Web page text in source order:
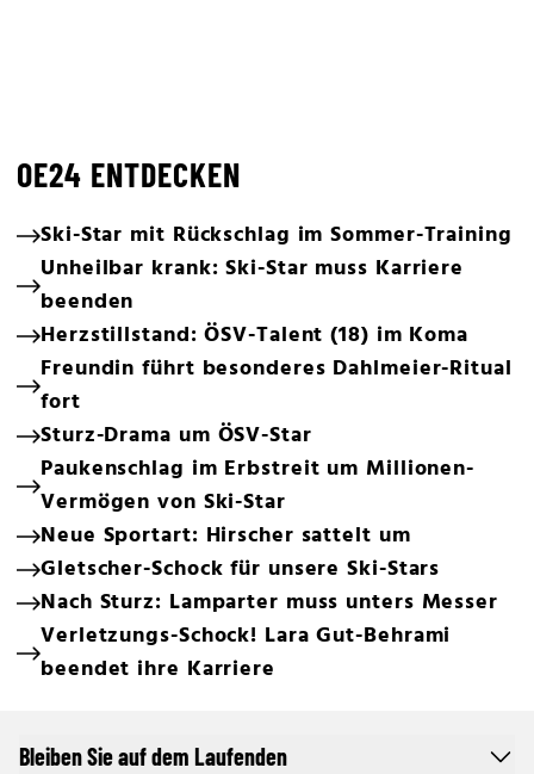
OE24 ENTDECKEN
Ski-Star mit Rückschlag im Sommer-Training
Unheilbar krank: Ski-Star muss Karriere
beenden
Herzstillstand: ÖSV-Talent (18) im Koma
Freundin führt besonderes Dahlmeier-Ritual
fort
Sturz-Drama um ÖSV-Star
Paukenschlag im Erbstreit um Millionen-
Vermögen von Ski-Star
Neue Sportart: Hirscher sattelt um
Gletscher-Schock für unsere Ski-Stars
Nach Sturz: Lamparter muss unters Messer
Verletzungs-Schock! Lara Gut-Behrami
beendet ihre Karriere
Bleiben Sie auf dem Laufenden